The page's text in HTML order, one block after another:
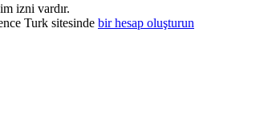
izni vardır.
Turk sitesinde bir hesap oluşturun